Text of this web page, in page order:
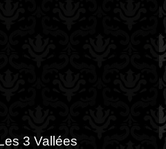
3 Vallées